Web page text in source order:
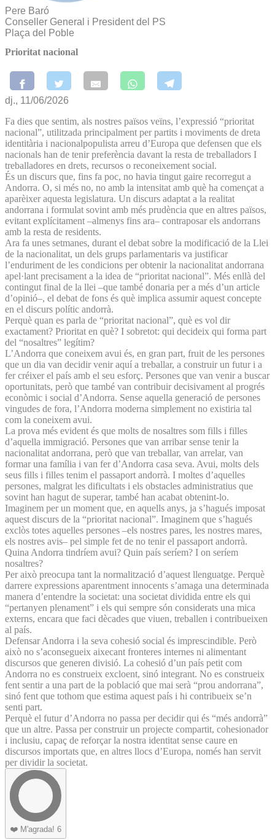
Pere Baró
Conseller General i President del PS
Plaça del Poble
Prioritat nacional
dj., 11/06/2026
Fa dies que sentim, als nostres països veïns, l’expressió “prioritat
nacional”, utilitzada principalment per partits i moviments de dreta
identitària i nacionalpopulista arreu d’Europa que defensen que els
nacionals han de tenir preferència davant la resta de treballadors I
treballadores en drets, recursos o reconeixement social.
És un discurs que, fins fa poc, no havia tingut gaire recorregut a
Andorra. O, si més no, no amb la intensitat amb què ha començat a
aparèixer aquesta legislatura. Un discurs adaptat a la realitat
andorrana i formulat sovint amb més prudència que en altres països,
evitant explícitament –almenys fins ara– contraposar els andorrans
amb la resta de residents.
Ara fa unes setmanes, durant el debat sobre la modificació de la Llei
de la nacionalitat, un dels grups parlamentaris va justificar
l’enduriment de les condicions per obtenir la nacionalitat andorrana
apel·lant precisament a la idea de “prioritat nacional”. Més enllà del
contingut final de la llei –que també donaria per a més d’un article
d’opinió–, el debat de fons és què implica assumir aquest concepte
en el discurs polític andorrà.
Perquè quan es parla de “prioritat nacional”, què es vol dir
exactament? Prioritat en què? I sobretot: qui decideix qui forma part
del “nosaltres” legítim?
L’Andorra que coneixem avui és, en gran part, fruit de les persones
que un dia van decidir venir aquí a treballar, a construir un futur i a
fer créixer el país amb el seu esforç. Persones que van venir a buscar
oportunitats, però que també van contribuir decisivament al progrés
econòmic i social d’Andorra. Sense aquella generació de persones
vingudes de fora, l’Andorra moderna simplement no existiria tal
com la coneixem avui.
La prova més evident és que molts de nosaltres som fills i filles
d’aquella immigració. Persones que van arribar sense tenir la
nacionalitat andorrana, però que van treballar, van arrelar, van
formar una família i van fer d’Andorra casa seva. Avui, molts dels
seus fills i filles tenim el passaport andorrà. I moltes d’aquelles
persones, malgrat les dificultats i els obstacles administratius que
sovint han hagut de superar, també han acabat obtenint-lo.
Imaginem per un moment que, en aquells anys, ja s’hagués imposat
aquest discurs de la “prioritat nacional”. Imaginem que s’hagués
exclòs totes aquelles persones –els nostres pares, les nostres mares,
els nostres avis– pel simple fet de no tenir el passaport andorrà.
Quina Andorra tindríem avui? Quin país seríem? I on seríem
nosaltres?
Per això preocupa tant la normalització d’aquest llenguatge. Perquè
darrere expressions aparentment innocents s’amaga una determinada
manera d’entendre la societat: una societat dividida entre els qui
“pertanyen plenament” i els qui sempre són considerats una mica
externs, encara que faci dècades que viuen, treballen i contribueixen
al país.
Defensar Andorra i la seva cohesió social és imprescindible. Però
això no s’aconsegueix aixecant fronteres internes ni alimentant
discursos que generen divisió. La cohesió d’un país petit com
Andorra no es construeix excloent, sinó integrant. No es construeix
fent sentir a una part de la població que mai serà “prou andorrana”,
sinó fent que tothom que estima aquest país i hi contribueix se’n
senti part.
Perquè el futur d’Andorra no passa per decidir qui és “més andorrà”
que un altre. Passa per construir un projecte compartit, cohesionador
i inclusiu, capaç de reforçar la nostra identitat sense caure en
discursos importats que, en altres llocs d’Europa, només han servit
per dividir la societat.
❤️ M'agrada! 6